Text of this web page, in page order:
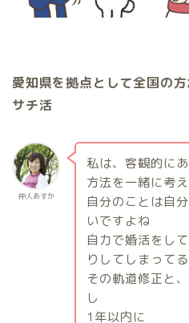
愛知県を拠点として全国の
サチ活
仲人あすか
私は、客観的に
方法を一緒に考
自分のことは自
いですよね
自力で婚活をし
りしてしまって
その軌道修正と
し
1 年以内に